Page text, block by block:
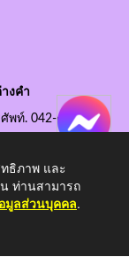
งคำ
พท์. 042-490845
ธิภาพ และ
ท่านสามารถ
มูลส่วนบุคคล.